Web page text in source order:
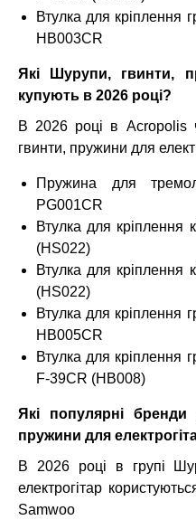
Втулка для кріплення
HB003CR
Які Шурупи, гвинти,
купують в 2026 році?
В 2026 році в Acropolis
гвинти, пружини для
Пружина для
PG001CR
Втулка для кріплення
(HS022)
Втулка для кріплення
(HS022)
Втулка для кріплення
HB005CR
Втулка для кріплення
F-39CR (HB008)
Які популярні
пружини для
В 2026 році в групі
електрогітар
Samwoo